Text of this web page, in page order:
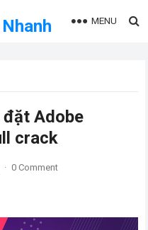
MENU
Adobe
crack
· 0 Comment